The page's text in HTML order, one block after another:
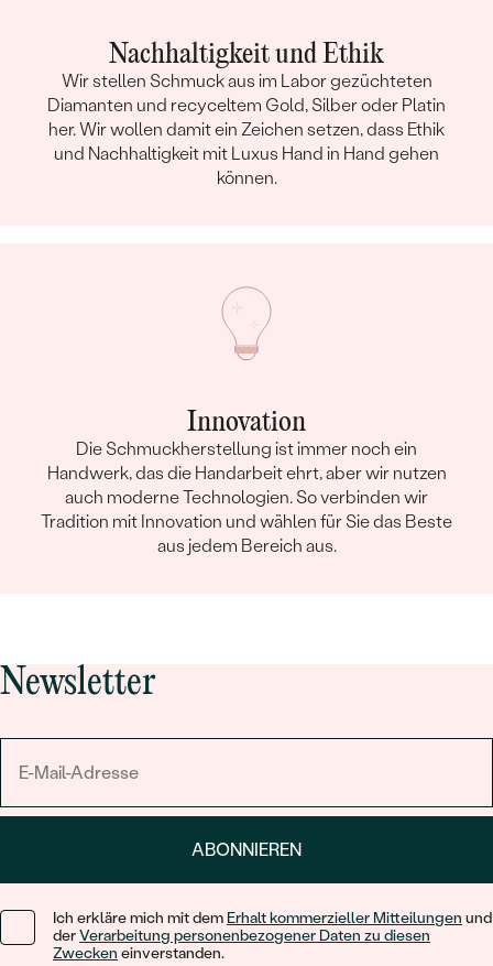
Nachhaltigkeit und Ethik
Wir stellen Schmuck aus im Labor gezüchteten
Diamanten und recyceltem Gold, Silber oder Platin
her. Wir wollen damit ein Zeichen setzen, dass Ethik
und Nachhaltigkeit mit Luxus Hand in Hand gehen
können.
Innovation
Die Schmuckherstellung ist immer noch ein
Handwerk, das die Handarbeit ehrt, aber wir nutzen
auch moderne Technologien. So verbinden wir
Tradition mit Innovation und wählen für Sie das Beste
aus jedem Bereich aus.
Newsletter
ABONNIEREN
Ich erkläre mich mit dem Erhalt kommerzieller Mitteilungen und
derVerarbeitung personenbezogener Daten zu diesen
Zwecken einverstanden.